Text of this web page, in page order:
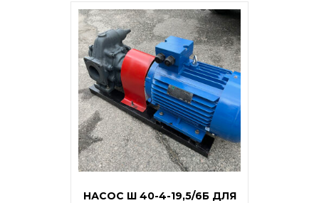
НАСОС Ш 40-4-19,5/6Б ДЛЯ